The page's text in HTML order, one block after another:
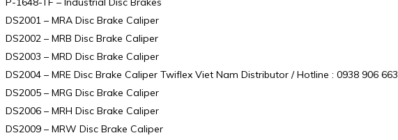
DS2001 – MRA Disc Brake Caliper
DS2002 – MRB Disc Brake Caliper
DS2003 – MRD Disc Brake Caliper
DS2004 – MRE Disc Brake Caliper Twiflex Viet Nam Distributor / Hotline : 0938 906 663
DS2005 – MRG Disc Brake Caliper
DS2006 – MRH Disc Brake Caliper
DS2009 – MRW Disc Brake Caliper